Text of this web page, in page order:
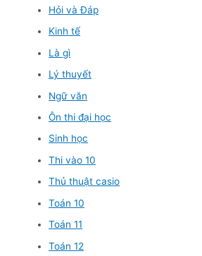
Hỏi và Đáp
Kinh tế
Là gì
Lý thuyết
Ngữ văn
Ôn thi đại học
Sinh học
Thi vào 10
Thủ thuật casio
Toán 10
Toán 11
Toán 12